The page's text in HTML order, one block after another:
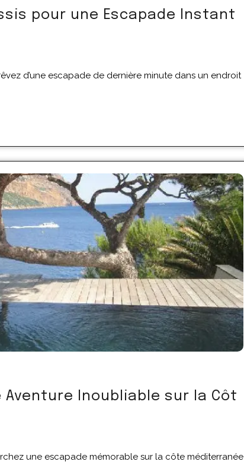
pour une Escapade Instant
d’une escapade de dernière minute dans un endroit
Aventure Inoubliable sur la Côt
une escapade mémorable sur la côte méditerranée